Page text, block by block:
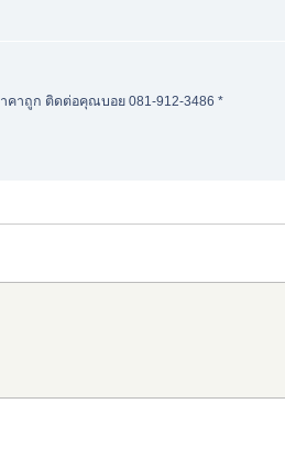
คาถูก ติดต่อคุณบอย 081-912-3486 *